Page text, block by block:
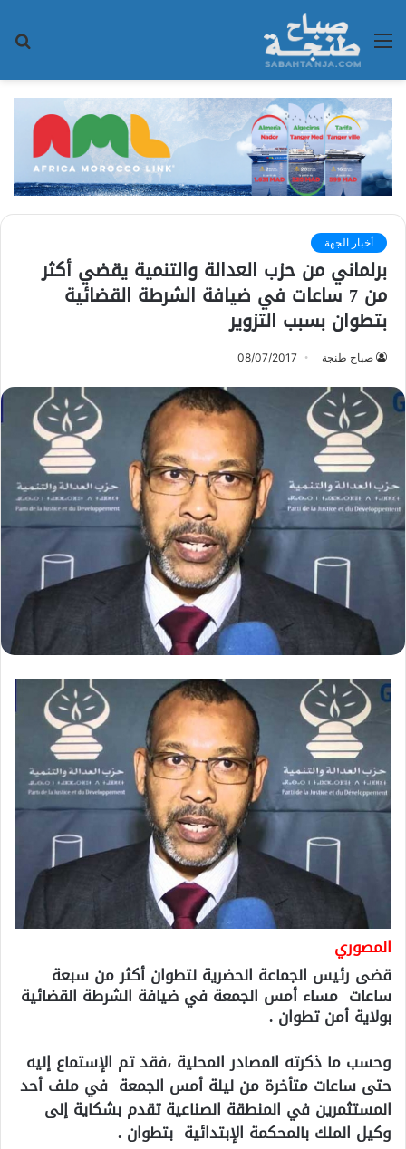
القائمة
أخبار الجهة
برلماني من حزب العدالة والتنمية يقضي أكثر
من 7 ساعات في ضيافة الشرطة القضائية
بتطوان بسبب التزوير
صباح طنجة 08/07/2017
المصوري
قضى رئيس الجماعة الحضرية لتطوان أكثر من سبعة
ساعات مساء أمس الجمعة في ضيافة الشرطة القضائية
بولاية أمن تطوان .
وحسب ما ذكرته المصادر المحلية ،فقد تم الإستماع إليه
حتى ساعات متأخرة من ليلة أمس الجمعة في ملف أحد
المستثمرين في المنطقة الصناعية تقدم بشكاية إلى
وكيل الملك بالمحكمة الإبتدائية بتطوان .